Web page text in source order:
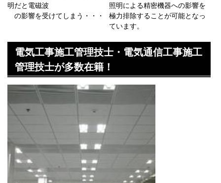
明だと電磁波
の影響を受けてしまう・・・
照明による精密機器への影響を
極力排除することが可能となっ
ています。
電気工事施工管理技士・電気通信工事施工
管理技士が多数在籍！